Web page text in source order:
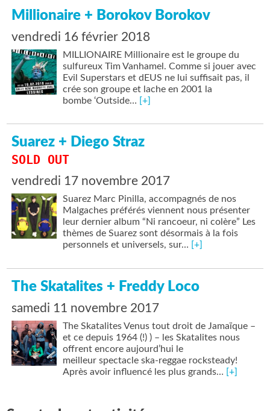
Millionaire + Borokov Borokov
vendredi 16 février 2018
MILLIONAIRE Millionaire est le groupe du
sulfureux Tim Vanhamel. Comme si jouer avec
Evil Superstars et dEUS ne lui suffisait pas, il
crée son groupe et lache en 2001 la
bombe ‘Outside… [+]
Suarez + Diego Straz
SOLD OUT
vendredi 17 novembre 2017
Suarez Marc Pinilla, accompagnés de nos
Malgaches préférés viennent nous présenter
leur dernier album “Ni rancoeur, ni colère” Les
thèmes de Suarez sont désormais à la fois
personnels et universels, sur… [+]
The Skatalites + Freddy Loco
samedi 11 novembre 2017
The Skatalites Venus tout droit de Jamaïque –
et ce depuis 1964 (!) ) – les Skatalites nous
offrent encore aujourd’hui le
meilleur spectacle ska-reggae rocksteady!
Après avoir influencé les plus grands… [+]